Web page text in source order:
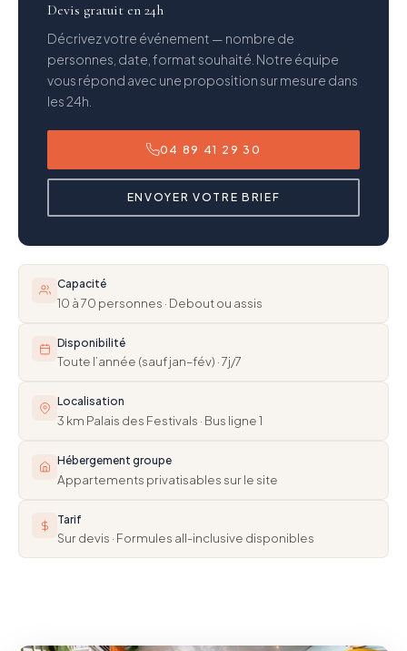
Devis gratuit en 24h
Décrivez votre événement — nombre de
personnes, date, format souhaité. Notre équipe
vous répond avec une proposition sur mesure dans
les 24h.
04 89 41 29 30
ENVOYER VOTRE BRIEF
Capacité
10 à 70 personnes · Debout ou assis
Disponibilité
Toute l’année (sauf jan–fév) · 7j/7
Localisation
3 km Palais des Festivals · Bus ligne 1
Hébergement groupe
Appartements privatisables sur le site
Tarif
Sur devis · Formules all-inclusive disponibles